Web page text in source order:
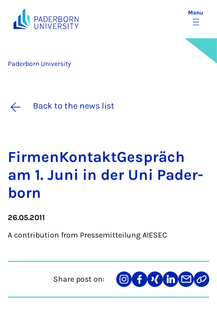
Menu
Paderborn University
Back to the news list
Firmen­Kon­tak­t­Ge­spräch
am 1. Juni in der Uni Pader­
born
26.05.2011
A contribution from Pressemitteilung AIESEC
Share post on:
Share
on
Teilen
auf
Teilen
auf
Teilen
auf
Teilen
über
Link